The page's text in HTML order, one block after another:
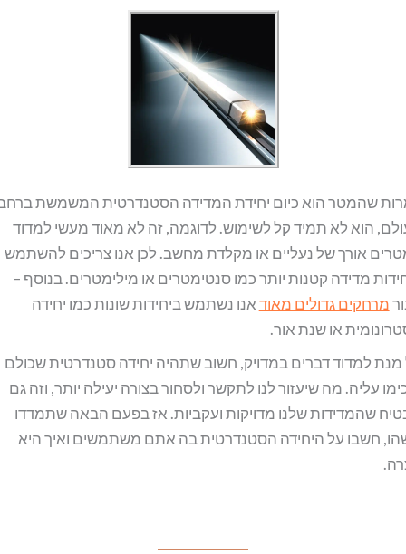
שהמטר הוא כיום יחידת המדידה הסטנדרטית המשמשת
הוא לא תמיד קל לשימוש. לדוגמה, זה לא מאוד מעשי למדוד
אורך של נעליים או מקלדת מחשב. לכן אנו צריכים להשתמש
מדידה קטנות יותר כמו סנטימטרים או מילימטרים. בנוסף –
מרחקים גדולים מאודאנו נשתמש ביחידות שונות כמו יחידה
או שנת אור.
מנת למדוד דברים במדויק, חשוב שתהיה יחידה סטנדרטית שכולם
עליה. מה שיעזור לנו לתקשר ולסחור בצורה יעילה יותר, וזה גם
שהמדידות שלנו מדויקות ועקביות. אז בפעם הבאה שתמדדו
חשבו על היחידה הסטנדרטית בה אתם משתמשים ואיך היא